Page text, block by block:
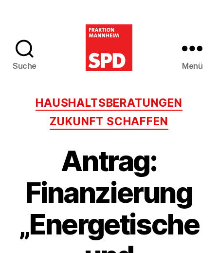
Suche
Mannheim
Menü
Kategorien
HAUSHALTSBERATUNGEN
ZUKUNFT SCHAFFEN
Antrag:
Finanzierung
„Energetische